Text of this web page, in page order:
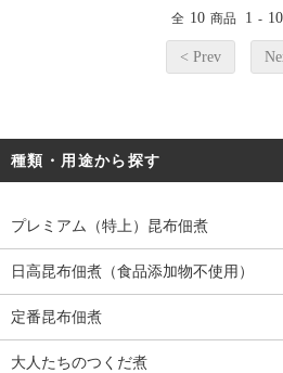
全 10 商品 1 - 10
< Prev
種類・用途から探す
プレミアム（特上）昆布佃煮
日高昆布佃煮（食品添加物不使用）
定番昆布佃煮
大人たちのつくだ煮